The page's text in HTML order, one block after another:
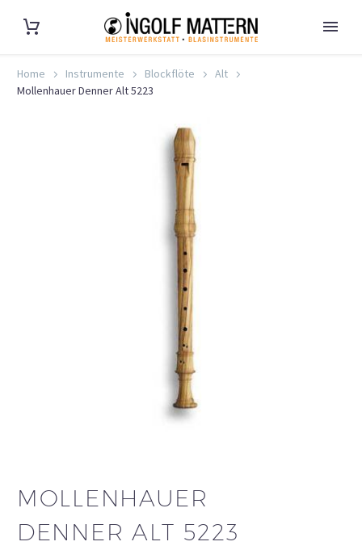
Home Instrumente Blockflöte
Alt
Mollenhauer Denner Alt 5223
MOLLENHAUER
DENNER ALT 5223